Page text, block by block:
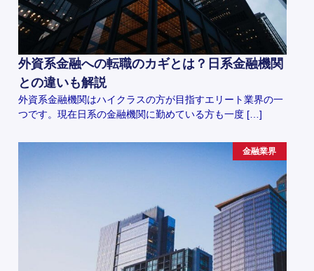
外資系金融への転職のカギとは？日系金融機関
との違いも解説
外資系金融機関はハイクラスの方が目指すエリート業界の一
つです。現在日系の金融機関に勤めている方も一度 […]
金融業界